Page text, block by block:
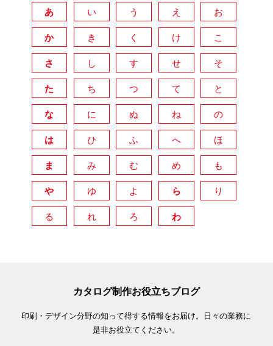
あ い う え お
か き く け こ
さ し す せ そ
た ち つ て と
な に ぬ ね の
は ひ ふ へ ほ
ま み む め も
や ゆ よ ら り
る れ ろ わ
カタログ制作お役立ちブログ
印刷・デザイン分野の知って得する情報をお届け。日々の業務に
是非お役立てください。